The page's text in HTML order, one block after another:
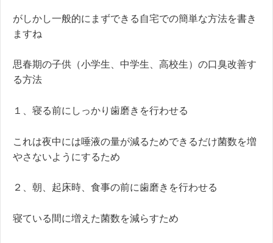
がしかし一般的にまずできる自宅での簡単な方法を書き
ますね
思春期の子供（小学生、中学生、高校生）の口臭改善す
る方法
１、寝る前にしっかり歯磨きを行わせる
これは夜中には唾液の量が減るためできるだけ菌数を増
やさないようにするため
２、朝、起床時、食事の前に歯磨きを行わせる
寝ている間に増えた菌数を減らすため